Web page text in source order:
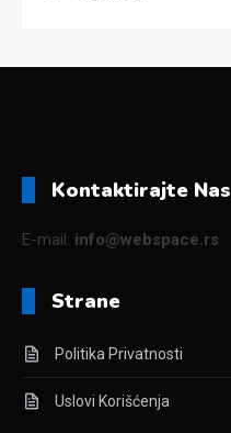
Kontaktirajte Nas
E-mail: info@webspace.rs
Strane
Politika Privatnosti
Uslovi Korišćenja